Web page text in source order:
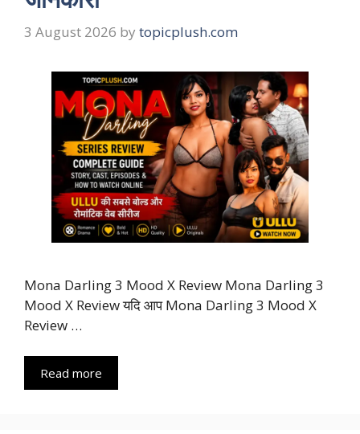
3 August 2026 by topicplush.com
Mona Darling 3 Mood X Review Mona Darling 3
Mood X Review यदि आप Mona Darling 3 Mood X
Review …
Read more